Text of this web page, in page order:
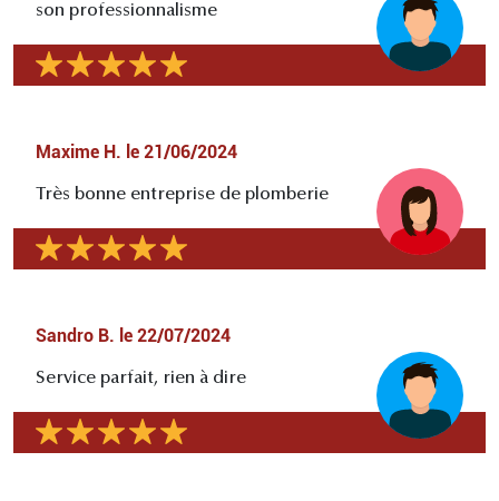
son professionnalisme
Maxime H. le 21/06/2024
Très bonne entreprise de plomberie
Sandro B. le 22/07/2024
Service parfait, rien à dire